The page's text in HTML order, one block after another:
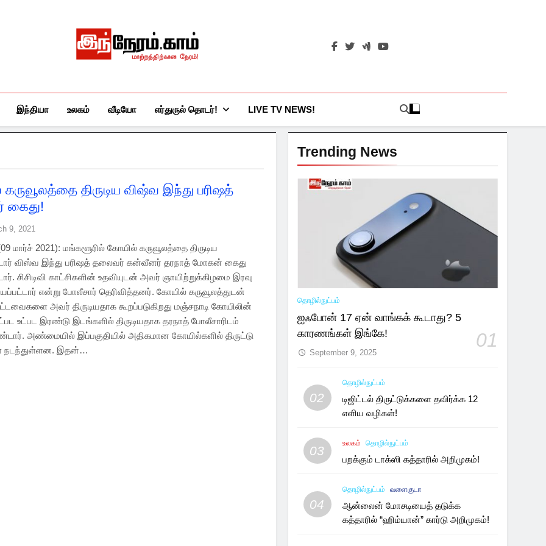
இந்நேரம்.காம்
இந்தியா உலகம் வீடியோ எர்துருல் தொடர்! LIVE TV NEWS!
திருடிய விஷ்வ இந்து பரிஷத்
கைது!
9, 2021
மார்ச் 2021): மங்களூரில் கோயில் கருவூலத்தை திருடிய
விஸ்வ இந்து பரிஷத் தலைவர் கன்வீனர் தரநாத் மோகன் கைது
சிசிடிவி காட்சிகளின் உதவியுடன் அவர் ஞாயிற்றுக்கிழமை இரவு
என்று போலீசார் தெரிவித்தனர். கோயில் கருவூலத்துடன்
அவர் திருடியதாக கூறப்படுகிறது மஞ்சநாடி கோயிலின்
உட்பட இரண்டு இடங்களில் திருடியதாக தரநாத் போலீசாரிடம்
அண்மையில் இப்பகுதியில் அதிகமான கோயில்களில் திருட்டு
நடந்துள்ளன. இதன்…
Trending News
தொழில்நுட்பம்
ஐஃபோன் 17 ஏன் வாங்கக் கூடாது? 5
காரணங்கள் இங்கே!
01
September 9, 2025
02
தொழில்நுட்பம்
டிஜிட்டல் திருட்டுக்களை தவிர்க்க 12
எளிய வழிகள்!
03
உலகம் தொழில்நுட்பம்
பறக்கும் டாக்ஸி கத்தாரில் அறிமுகம்!
04
தொழில்நுட்பம் வளைகுடா
ஆன்லைன் மோசடியைத் தடுக்க
கத்தாரில் “ஹிம்யான்” கார்டு அறிமுகம்!